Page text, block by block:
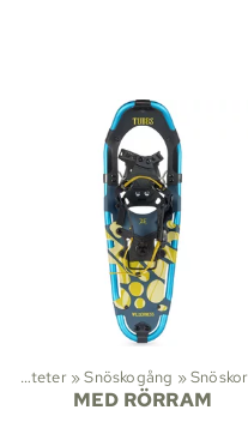
Aktiviteter ‪»Snöskogång ‪»Snöskor
MED RÖRRAM